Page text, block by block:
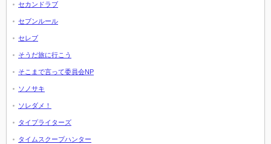
セカンドラブ
セブンルール
セレブ
そうだ旅に行こう
そこまで言って委員会NP
ソノサキ
ソレダメ！
タイプライターズ
タイムスクープハンター